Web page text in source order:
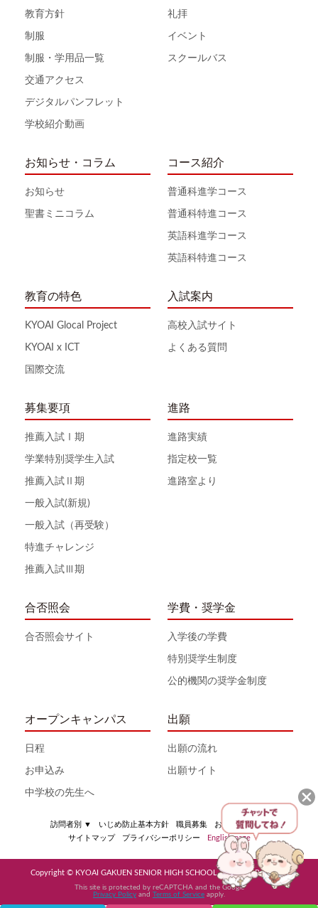
教育方針
制服
制服・学用品一覧
交通アクセス
デジタルパンフレット
学校紹介動画
礼拝
イベント
スクールバス
お知らせ・コラム
お知らせ
聖書ミニコラム
コース紹介
普通科進学コース
普通科特進コース
英語科進学コース
英語科特進コース
教育の特色
KYOAI Glocal Project
KYOAI x ICT
国際交流
入試案内
高校入試サイト
よくある質問
募集要項
推薦入試Ⅰ期
学業特別奨学生入試
推薦入試Ⅱ期
一般入試(新規)
一般入試（再受験）
特進チャレンジ
推薦入試Ⅲ期
進路
進路実績
指定校一覧
進路室より
合否照会
合否照会サイト
学費・奨学金
入学後の学費
特別奨学生制度
公的機関の奨学金制度
オープンキャンパス
日程
お申込み
中学校の先生へ
出願
出願の流れ
出願サイト
訪問者別 ▼ いじめ防止基本方針 職員募集
お問い合わせ
サイトマップ
プライバシーポリシー English page
Copyright © KYOAI GAKUEN SENIOR HIGH SCHOOL All Rights Reserved
This site is protected by reCAPTCHA and the Google
Privacy Policy and Terms of Service apply.